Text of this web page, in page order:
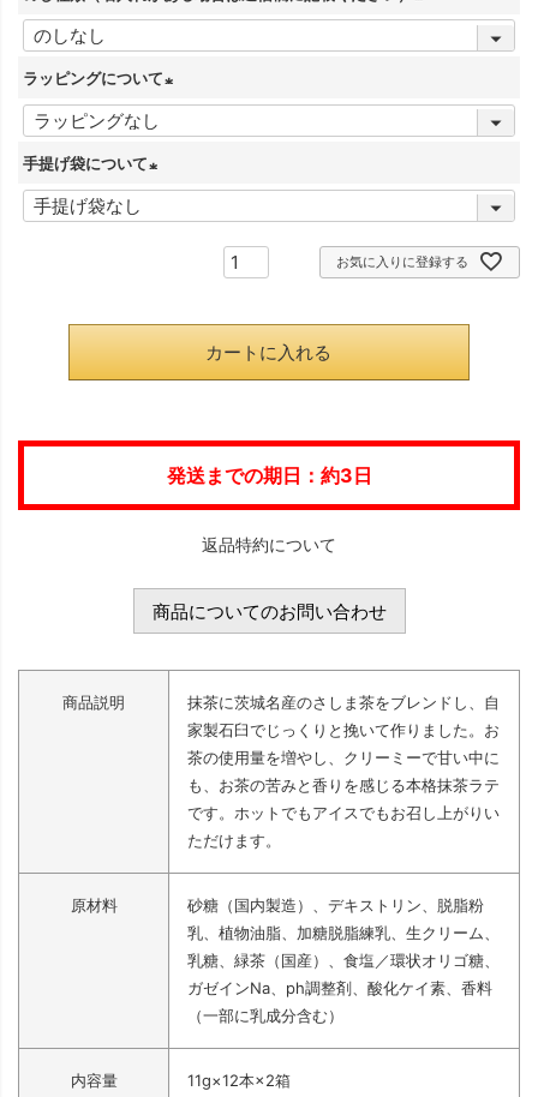
ラッピングについて
手提げ袋について
お気に入りに登録する
カートに入れる
発送までの期日：約3日
返品特約について
商品についてのお問い合わせ
商品説明
抹茶に茨城名産のさしま茶をブレンドし、自
家製石臼でじっくりと挽いて作りました。お
茶の使用量を増やし、クリーミーで甘い中に
も、お茶の苦みと香りを感じる本格抹茶ラテ
です。ホットでもアイスでもお召し上がりい
ただけます。
原材料
砂糖（国内製造）、デキストリン、脱脂粉
乳、植物油脂、加糖脱脂練乳、生クリーム、
乳糖、緑茶（国産）、食塩／環状オリゴ糖、
ガゼインNa、ph調整剤、酸化ケイ素、香料
（一部に乳成分含む）
内容量 11g×12本×2箱